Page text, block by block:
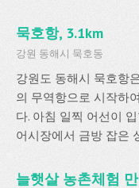
묵호항, 3.1km
강원 동해시 묵호동
강원도 동해시 묵호항
의 무역항으로 시작하
다. 아침 일찍 어선이
어시장에서 금방 잡은
늘햇살 농촌체험